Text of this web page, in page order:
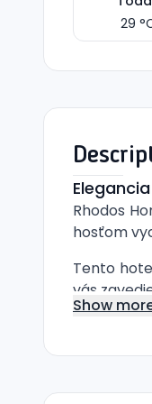
29
Rhodos
hosťom
Tento
vás
toho je k
kúpeľňou
Show